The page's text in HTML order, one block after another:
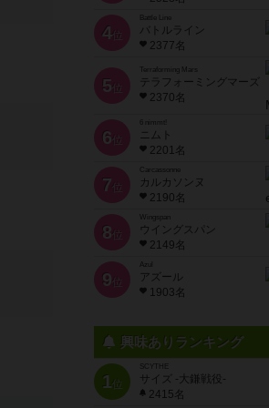
4位
Battle Line
バトルライン
2377名
5 位
Terraforming Mars
テラフォーミングマーズ
2370名
6 位
ニムト
2201名
7 位
Carcassonne
カルカソンヌ
2190名
8 位
Wingspan
ウイングスパン
2149名
9 位
Azul
アズール
1903名
興味ありランキング
1位
SCYTHE
サイズ -大鎌戦役-
2415名